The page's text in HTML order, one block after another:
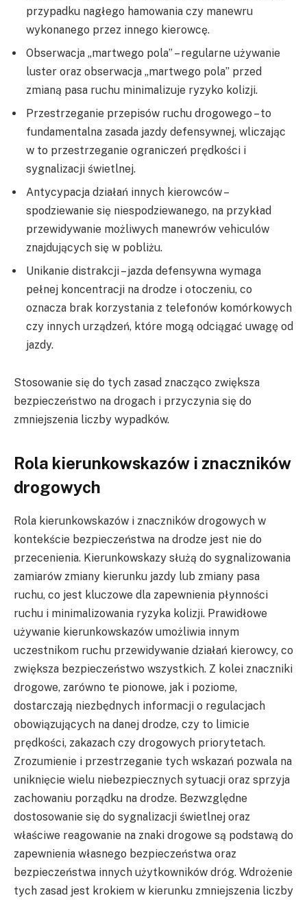
przypadku nagłego hamowania czy manewru
wykonanego przez innego kierowcę.
Obserwacja „martwego pola” – regularne używanie
luster oraz obserwacja „martwego pola” przed
zmianą pasa ruchu minimalizuje ryzyko kolizji.
Przestrzeganie przepisów ruchu drogowego – to
fundamentalna zasada jazdy defensywnej, wliczając
w to przestrzeganie ograniczeń prędkości i
sygnalizacji świetlnej.
Antycypacja działań innych kierowców –
spodziewanie się niespodziewanego, na przykład
przewidywanie możliwych manewrów vehiculów
znajdujących się w pobliżu.
Unikanie distrakcji – jazda defensywna wymaga
pełnej koncentracji na drodze i otoczeniu, co
oznacza brak korzystania z telefonów komórkowych
czy innych urządzeń, które mogą odciągać uwagę od
jazdy.
Stosowanie się do tych zasad znacząco zwiększa
bezpieczeństwo na drogach i przyczynia się do
zmniejszenia liczby wypadków.
Rola kierunkowskazów i znaczników
drogowych
Rola kierunkowskazów i znaczników drogowych w
kontekście bezpieczeństwa na drodze jest nie do
przecenienia. Kierunkowskazy służą do sygnalizowania
zamiarów zmiany kierunku jazdy lub zmiany pasa
ruchu, co jest kluczowe dla zapewnienia płynności
ruchu i minimalizowania ryzyka kolizji. Prawidłowe
używanie kierunkowskazów umożliwia innym
uczestnikom ruchu przewidywanie działań kierowcy, co
zwiększa bezpieczeństwo wszystkich. Z kolei znaczniki
drogowe, zarówno te pionowe, jak i poziome,
dostarczają niezbędnych informacji o regulacjach
obowiązujących na danej drodze, czy to limicie
prędkości, zakazach czy drogowych priorytetach.
Zrozumienie i przestrzeganie tych wskazań pozwala na
uniknięcie wielu niebezpiecznych sytuacji oraz sprzyja
zachowaniu porządku na drodze. Bezwzględne
dostosowanie się do sygnalizacji świetlnej oraz
właściwe reagowanie na znaki drogowe są podstawą do
zapewnienia własnego bezpieczeństwa oraz
bezpieczeństwa innych użytkowników dróg. Wdrożenie
tych zasad jest krokiem w kierunku zmniejszenia liczby